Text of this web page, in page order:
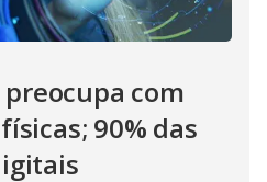
com
90% das